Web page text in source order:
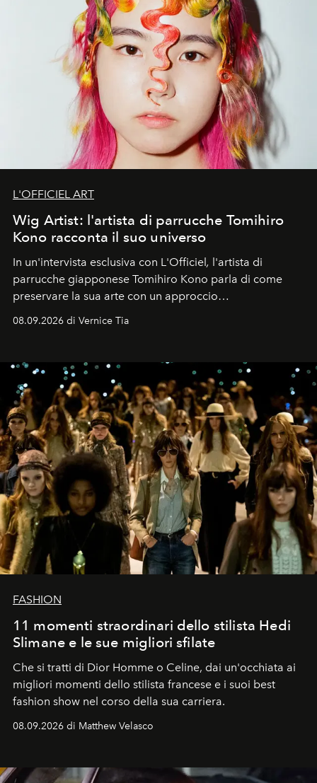
L'OFFICIEL ART
Wig Artist: l'artista di parrucche Tomihiro
Kono racconta il suo universo
In un'intervista esclusiva con L'Officiel, l'artista di
parrucche giapponese Tomihiro Kono parla di come
preservare la sua arte con un approccio
contemporaneo.
08.09.2026 di Vernice Tia
FASHION
11 momenti straordinari dello stilista Hedi
Slimane e le sue migliori sfilate
Che si tratti di Dior Homme o Celine, dai un'occhiata ai
migliori momenti dello stilista francese e i suoi best
fashion show nel corso della sua carriera.
08.09.2026 di Matthew Velasco